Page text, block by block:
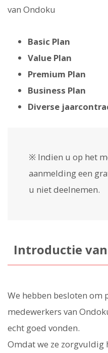
van Ondoku
Basic Plan
Value Plan
Premium Plan
Business Plan
Diverse
※ Indien u op het
aanmelding een
u niet deelnemen.
Introductie
We hebben besloten om
medewerkers van
echt goed vonden.
Omdat we ze zorgvuldig